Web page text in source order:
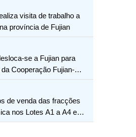
visita de trabalho a
província de Fujian
se a Fujian para
Cooperação Fujian-
de venda das fracções
nos Lotes A1 a A4 e
Aterros